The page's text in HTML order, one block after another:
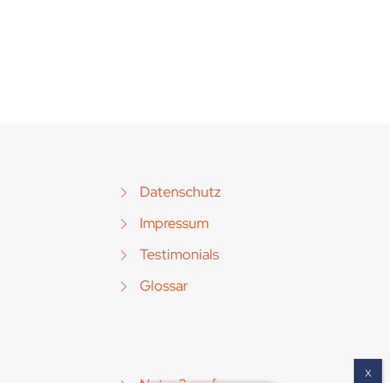
Datenschutz
Impressum
Testimonials
Glossar